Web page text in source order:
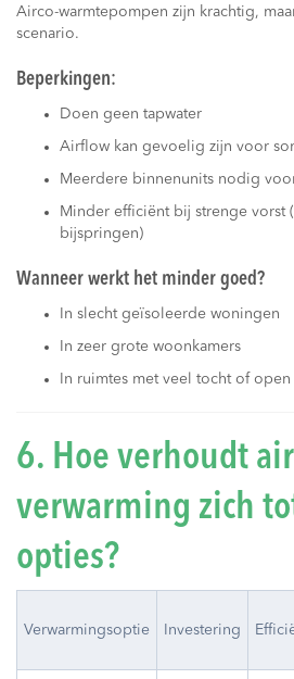
Airco-warmtepompen zijn krachtig,
scenario.
Beperkingen:
Doen geen tapwater
Airflow kan gevoelig zijn voor
Meerdere binnenunits nodig
Minder efficiënt bij strenge vorst
bijspringen)
Wanneer werkt het minder goed?
In slecht geïsoleerde woningen
In zeer grote woonkamers
In ruimtes met veel tocht of
6. Hoe verhoudt
verwarming zich
opties?
Verwarmingsoptie Investering